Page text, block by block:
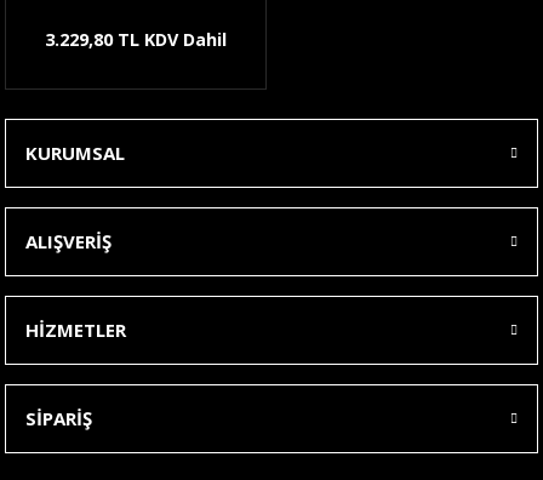
3.229,80 TL KDV Dahil
KURUMSAL
ALIŞVERİŞ
HİZMETLER
SİPARİŞ